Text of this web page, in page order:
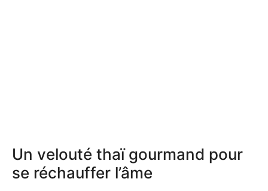
Un velouté thaï gourmand pour
se réchauffer l’âme